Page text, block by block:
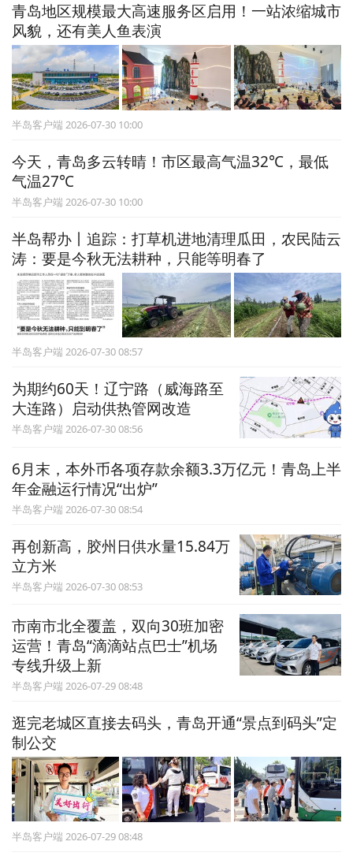
青岛地区规模最大高速服务区启用！一站浓缩城市
风貌，还有美人鱼表演
半岛客户端 2026-07-30 10:00
今天，青岛多云转晴！市区最高气温32℃，最低
气温27℃
半岛客户端 2026-07-30 10:00
半岛帮办丨追踪：打草机进地清理瓜田，农民陆云
涛：要是今秋无法耕种，只能等明春了
半岛客户端 2026-07-30 08:57
为期约60天！辽宁路（威海路至
大连路）启动供热管网改造
半岛客户端 2026-07-30 08:56
6月末，本外币各项存款余额3.3万亿元！青岛上半
年金融运行情况“出炉”
半岛客户端 2026-07-30 08:54
再创新高，胶州日供水量15.84万
立方米
半岛客户端 2026-07-30 08:53
市南市北全覆盖，双向30班加密
运营！青岛“滴滴站点巴士”机场
专线升级上新
半岛客户端 2026-07-29 08:48
逛完老城区直接去码头，青岛开通“景点到码头”定
制公交
半岛客户端 2026-07-29 08:48